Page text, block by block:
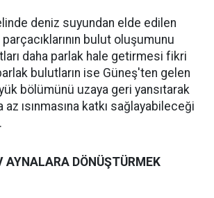
deniz suyundan elde edilen
bulut oluşumunu
daha parlak hale getirmesi fikri
bulutların ise Güneş'ten gelen
bölümünü uzaya geri yansıtarak
ısınmasına katkı sağlayabileceği
AYNALARA DÖNÜŞTÜRMEK